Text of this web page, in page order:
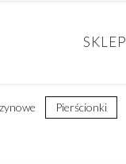
SKLEP
Pierścionki